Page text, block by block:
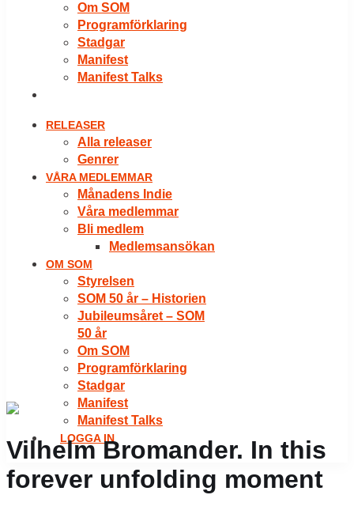
Om SOM
Programförklaring
Stadgar
Manifest
Manifest Talks
RELEASER
Alla releaser
Genrer
VÅRA MEDLEMMAR
Månadens Indie
Våra medlemmar
Bli medlem
Medlemsansökan
OM SOM
Styrelsen
SOM 50 år – Historien
Jubileumsåret – SOM
50 år
Om SOM
Programförklaring
Stadgar
Manifest
Manifest Talks
LOGGA IN
Vilhelm Bromander. In this
forever unfolding moment